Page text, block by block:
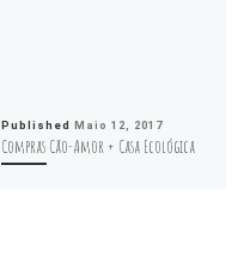
Published Maio 12, 2017
Compras Cão-Amor + Casa Ecológica